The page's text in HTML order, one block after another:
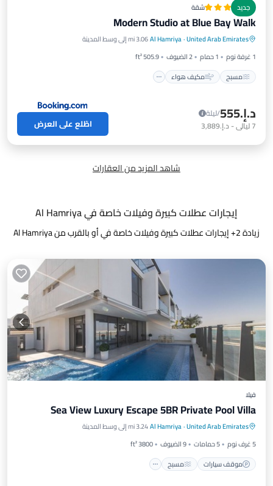
جديد شقة
Modern Studio at Blue Bay Walk
United Arab Emirates
·
Al Hamriya3.06 mi إلى وسط المدينة
1 غرفة نوم
1 حمام 2 الضيوف
505.9 ft²
مسبح
مكيف هواء
مسبح مكيف هواء
إنترنت
مناسب للأطفال
د.إ.‏555
/ليلة
7ليالي- د.إ.‏3,889 اطّلع على العرض
شاهد المزيد من العقارات
إيجارات عطلات كبيرة وفيلات خاصة في Al Hamriya
زيادة2+ إيجارات عطلات كبيرة وفيلات خاصة في أو بالقرب من Al Hamriya
فيلا
Sea View Luxury Escape 5BR Private Pool Villa
United Arab Emirates
·
Al Hamriya3.24 mi إلى وسط المدينة
5 غرف نوم
5 حمامات 9 الضيوف
3800 ft²
موقف سيارات
مسبح
موقف سيارات مسبح
شرفة / تراس
مطبخ